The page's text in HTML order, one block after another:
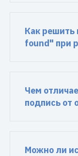
Как решить
found" при
Чем
подпись от
Можно ли